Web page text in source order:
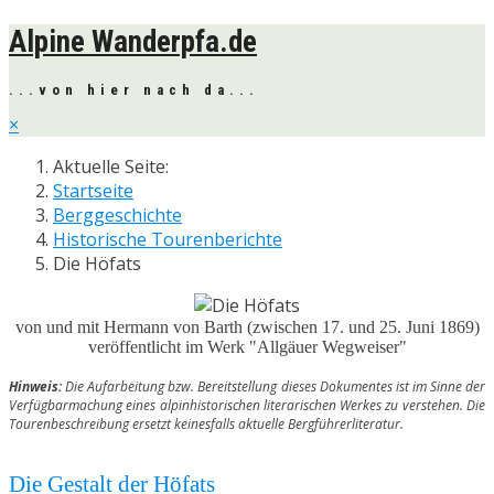
Alpine Wanderpfa.de
...von hier nach da...
×
Aktuelle Seite:
Startseite
Berggeschichte
Historische Tourenberichte
Die Höfats
von und mit Hermann von Barth (zwischen 17. und 25. Juni 1869)
veröffentlicht im Werk "Allgäuer Wegweiser"
Hinweis:Die Aufarbeitung bzw. Bereitstellung dieses Dokumentes ist im Sinne der
Verfügbarmachung eines alpinhistorischen literarischen Werkes zu verstehen. Die
Tourenbeschreibung ersetzt keinesfalls aktuelle Bergführerliteratur.
Die Gestalt der Höfats